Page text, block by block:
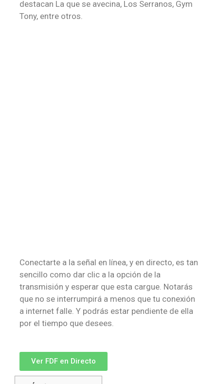
destacan La que se avecina, Los Serranos, Gym
Tony, entre otros.
Conectarte a la señal en línea, y en directo, es tan
sencillo como dar clic a la opción de la
transmisión y esperar que esta cargue. Notarás
que no se interrumpirá a menos que tu conexión
a internet falle. Y podrás estar pendiente de ella
por el tiempo que desees.
Ver FDF en Directo